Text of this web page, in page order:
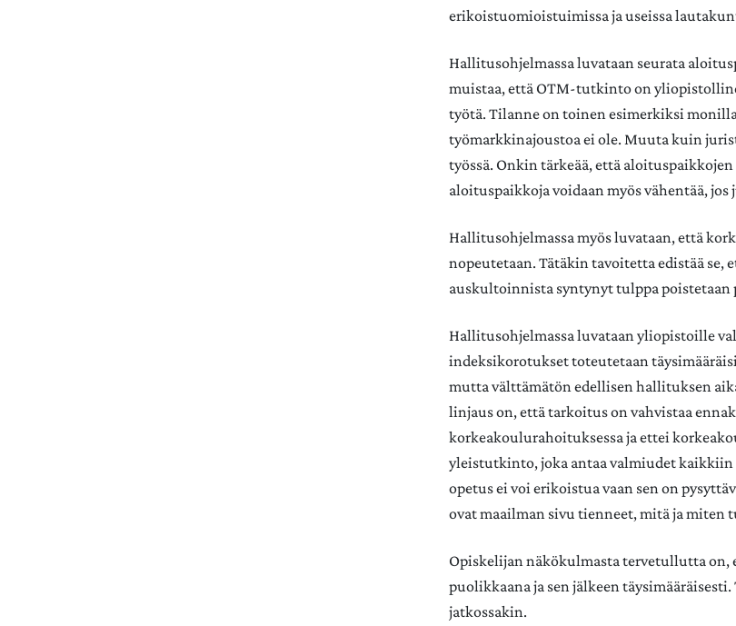
erikoistuomioistuimissa ja useissa
Hallitusohjelmassa luvataan seurata
muistaa, että OTM-tutkinto on
työtä. Tilanne on toinen esimerkiksi
työmarkkinajoustoa ei ole. Muuta kuin
työssä. Onkin tärkeää, että
aloituspaikkoja voidaan myös vähentää,
Hallitusohjelmassa myös luvataan, että
nopeutetaan. Tätäkin tavoitetta edistää se,
auskultoinnista syntynyt tulppa
Hallitusohjelmassa luvataan yliopistoille
indeksikorotukset toteutetaan
mutta välttämätön edellisen hallituksen
linjaus on, että tarkoitus on vahvistaa
korkeakoulurahoituksessa ja ettei
yleistutkinto, joka antaa valmiudet
opetus ei voi erikoistua vaan sen on
ovat maailman sivu tienneet, mitä ja miten
Opiskelijan näkökulmasta tervetullutta
puolikkaana ja sen jälkeen
jatkossakin.